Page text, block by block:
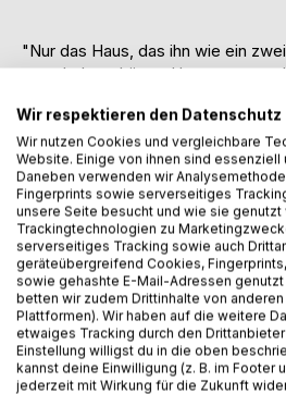
"Nur das Haus, das ihn wie ein
umgab, beschützte Herrmann vor
Herrmann ist Rentner, lebt mit
hat mit dem Leben mehr oder
Seine ereignislosen Tage verbringt
Lieblingssessel, von dem aus er
Selbst nach dem Auftauchen einer
die das Dorfleben auf den Kopf
seinem Posten. Erst als die neuen
okkulte Sekte entpuppen, seine
die Bewohner sich in wahnsinnige
stellt er sich dem dunklen Treiben
Wir respektieren den Datenschutz
Wir nutzen Cookies und vergleichbare
Website. Einige von ihnen sind
Daneben verwenden wir
Fingerprints sowie serverseitiges
unsere Seite besucht und wie sie genutzt
Trackingtechnologien zu
serverseitiges Tracking sowie auch
geräteübergreifend Cookies,
sowie gehashte E-Mail-Adressen
betten wir zudem Drittinhalte von
Plattformen). Wir haben auf die weitere
etwaiges Tracking durch den
Einstellung willigst du in die oben
kannst deine Einwilligung (z. B. im Footer
jederzeit mit Wirkung für die Zukunft